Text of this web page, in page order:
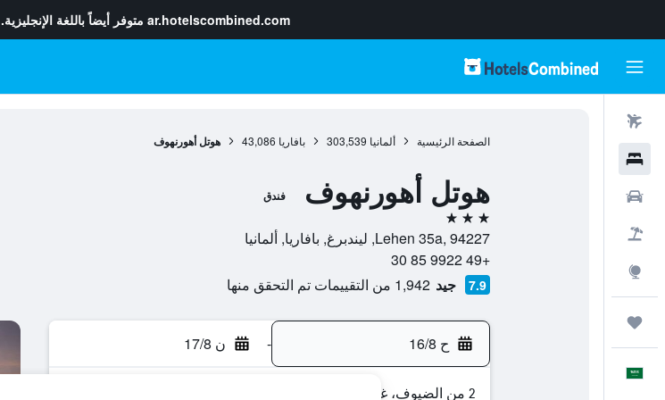
ar.hotelscombined.com متوفر أيضاً باللغة الإنجليزية.
الصفحة الرئيسية ألمانيا 303,539 بافاريا 43,086 هوتل أهورنهوف
هوتل أهورنهوف فندق
3 نجوم
Lehen 35a, 94227, ليندبرغ, بافاريا, ألمانيا
+49 9922 85 30
7.9 جيد 1,942 من التقييمات تم التحقق منها
ح 16/8 - ن 17/8
2 من الضيوف، غرفة واحدة